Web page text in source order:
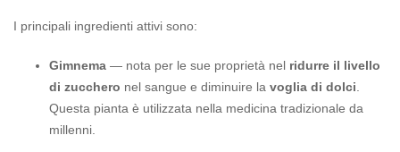
I principali ingredienti attivi sono:
Gimnema — nota per le sue proprietà nel ridurre il livello
di zucchero nel sangue e diminuire la voglia di dolci.
Questa pianta è utilizzata nella medicina tradizionale da
millenni.